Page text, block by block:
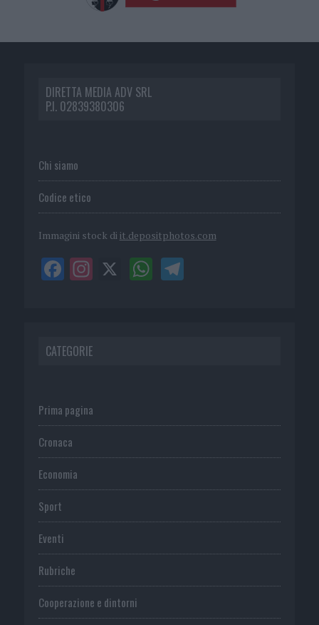
DIRETTA MEDIA ADV SRL
P.I. 02839380306
Chi siamo
Codice etico
Immagini stock di it.depositphotos.com
CATEGORIE
Prima pagina
Cronaca
Economia
Sport
Eventi
Rubriche
Cooperazione e dintorni